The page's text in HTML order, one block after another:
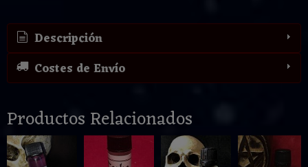
Descripción
Costes de Envío
Productos Relacionados